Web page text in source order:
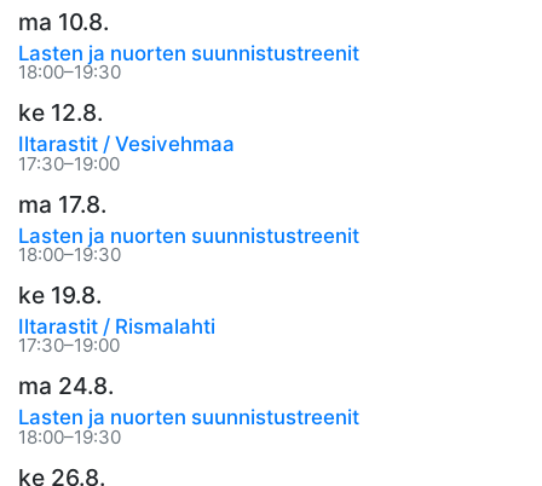
ma 10.8.
Lasten ja nuorten suunnistustreenit
18:00–19:30
ke 12.8.
Iltarastit / Vesivehmaa
17:30–19:00
ma 17.8.
Lasten ja nuorten suunnistustreenit
18:00–19:30
ke 19.8.
Iltarastit / Rismalahti
17:30–19:00
ma 24.8.
Lasten ja nuorten suunnistustreenit
18:00–19:30
ke 26.8.